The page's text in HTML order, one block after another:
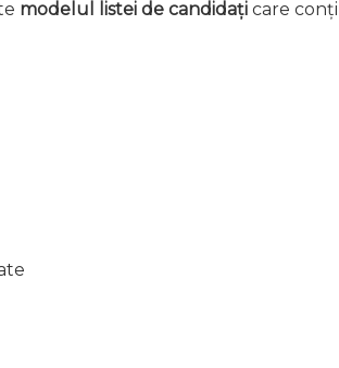
modelul listei de candidați care